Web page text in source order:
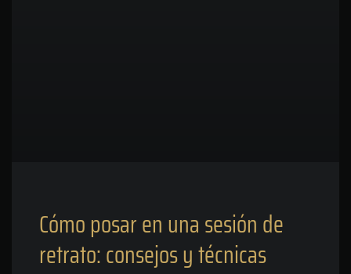
Cómo posar en una sesión de
retrato: consejos y técnicas